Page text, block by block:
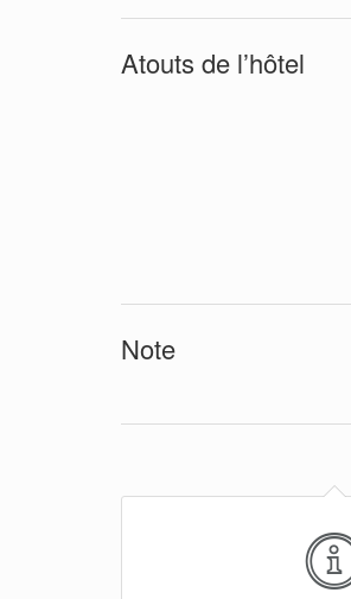
Atouts de l’hôtel
Note